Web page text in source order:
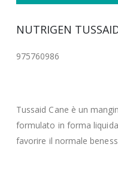
NUTRIGEN
975760986
Tussaid Cane è un
formulato in forma
favorire il normale